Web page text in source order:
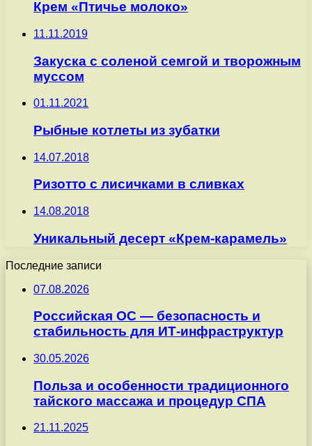
Крем «Птичье молоко»
11.11.2019
Закуска с соленой семгой и творожным
муссом
01.11.2021
Рыбные котлеты из зубатки
14.07.2018
Ризотто с лисичками в сливках
14.08.2018
Уникальный десерт «Крем-карамель»
Последние записи
07.08.2026
Российская ОС — безопасность и
стабильность для ИТ-инфраструктур
30.05.2026
Польза и особенности традиционного
тайского массажа и процедур СПА
21.11.2025